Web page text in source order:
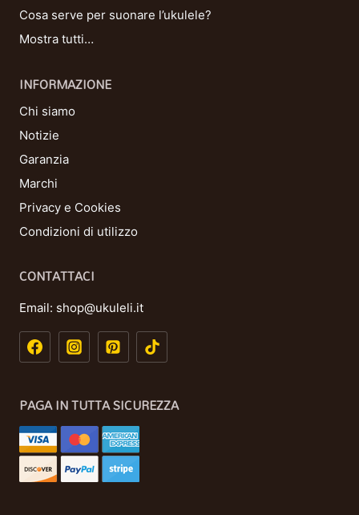
Cosa serve per suonare l’ukulele?
Mostra tutti…
INFORMAZIONE
Chi siamo
Notizie
Garanzia
Marchi
Privacy e Cookies
Condizioni di utilizzo
CONTATTACI
Email: shop@ukuleli.it
PAGA IN TUTTA SICUREZZA